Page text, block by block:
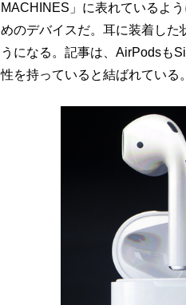
MACHINES」に表れているよ
めのデバイスだ。耳に装着した
うになる。記事は、AirPodsも
性を持っていると結ばれている。